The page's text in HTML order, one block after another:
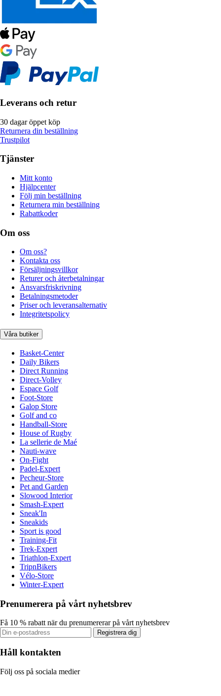
Leverans och retur
30 dagar öppet köp
Returnera din beställning
Trustpilot
Tjänster
Mitt konto
Hjälpcenter
Följ min beställning
Returnera min beställning
Rabattkoder
Om oss
Om oss?
Kontakta oss
Försäljningsvillkor
Returer och återbetalningar
Ansvarsfriskrivning
Betalningsmetoder
Priser och leveransalternativ
Integritetspolicy
Våra butiker
Basket-Center
Daily Bikers
Direct Running
Direct-Volley
Espace Golf
Foot-Store
Galop Store
Golf and co
Handball-Store
House of Rugby
La sellerie de Maé
Nauti-wave
On-Fight
Padel-Expert
Pecheur-Store
Pet and Garden
Slowood Interior
Smash-Expert
Sneak'In
Sneakids
Sport is good
Training-Fit
Trek-Expert
Triathlon-Expert
TripnBikers
Vélo-Store
Winter-Expert
Prenumerera på vårt nyhetsbrev
Få 10 % rabatt när du prenumererar på vårt nyhetsbrev
Registrera dig
Håll kontakten
Följ oss på sociala medier